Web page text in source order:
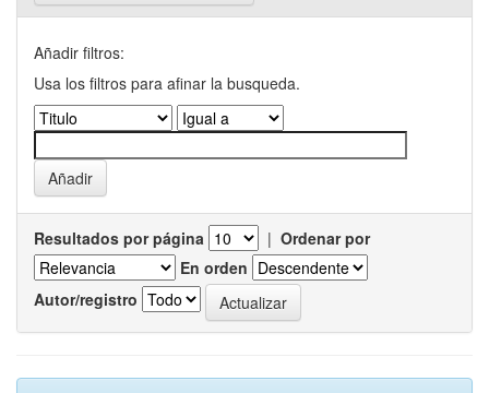
Añadir filtros:
Usa los filtros para afinar la busqueda.
Resultados por página | Ordenar por
En orden
Autor/registro